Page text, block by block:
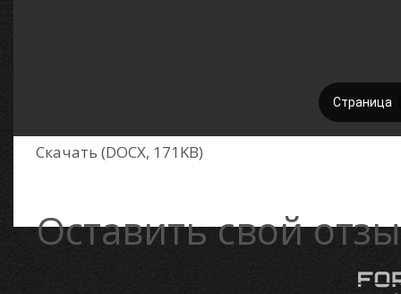
Скачать (DOCX, 171KB)
Оставить свой